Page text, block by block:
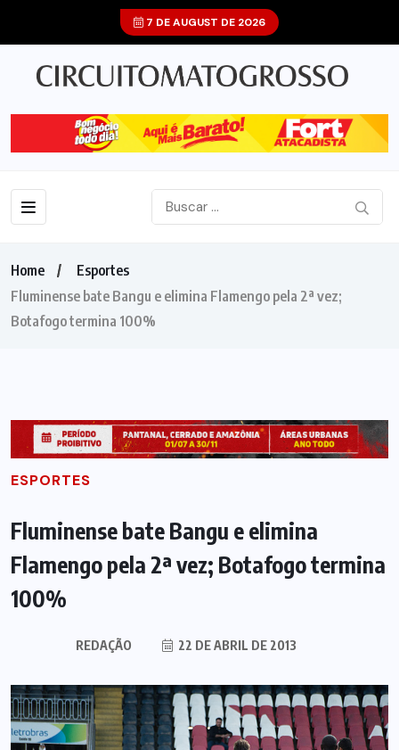
7 DE AUGUST DE 2026
Home
Esportes
Fluminense bate Bangu e elimina Flamengo pela 2ª vez;
Botafogo termina 100%
ESPORTES
Fluminense bate Bangu e elimina
Flamengo pela 2ª vez; Botafogo termina
100%
REDAÇÃO 22 DE ABRIL DE 2013